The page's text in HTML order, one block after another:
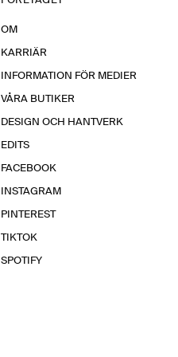
OM
KARRIÄR
INFORMATION FÖR MEDIER
VÅRA BUTIKER
DESIGN OCH HANTVERK
EDITS
FACEBOOK
INSTAGRAM
PINTEREST
TIKTOK
SPOTIFY